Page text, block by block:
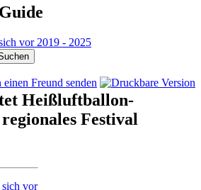
vor 2019 - 2025
Heißluftballon-
Festival
sich vor